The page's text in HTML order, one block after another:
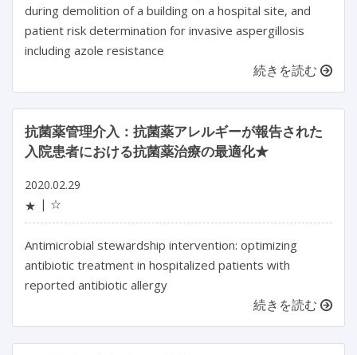
during demolition of a building on a hospital site, and
patient risk determination for invasive aspergillosis
including azole resistance
続きを読む
抗菌薬管理介入：抗菌薬アレルギーが報告された
入院患者における抗菌薬治療の最適化★
2020.02.29
★
☆
Antimicrobial stewardship intervention: optimizing
antibiotic treatment in hospitalized patients with
reported antibiotic allergy
続きを読む